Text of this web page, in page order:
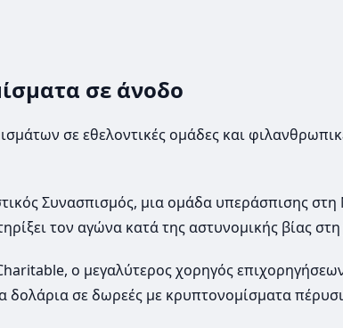
σε άνοδο
σε εθελοντικές ομάδες και
Συνασπισμός, μια ομάδα υπεράσπισης
τον αγώνα κατά της αστυνομικής βίας
ο μεγαλύτερος χορηγός
δολάρια σε δωρεές με κρυπτονομίσματα